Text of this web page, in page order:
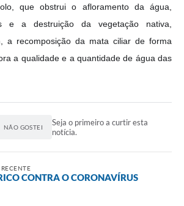
que obstrui o afloramento da água,
e a destruição da vegetação nativa,
a recomposição da mata ciliar de forma
a qualidade e a quantidade de água das
NÃO GOSTEI
Seja o primeiro a curtir esta
notícia.
CONTRA O CORONAVÍRUS